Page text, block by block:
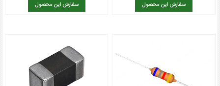
سفارش این محصول سفارش این محصول